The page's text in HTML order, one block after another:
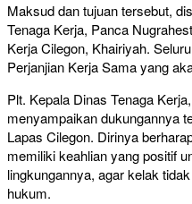
Maksud dan tujuan tersebut,
Tenaga Kerja, Panca
Kerja Cilegon, Khairiyah.
Perjanjian Kerja Sama yang
Plt. Kepala Dinas Tenaga
menyampaikan dukungannya
Lapas Cilegon. Dirinya
memiliki keahlian yang positif
lingkungannya, agar kelak
hukum.